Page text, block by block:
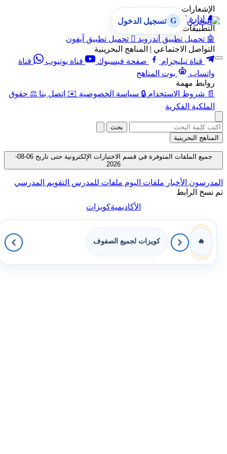
الإشعارات
🔔
إدارة الإشعارات
التطبيقات
🤖 تحميل تطبيق أندرويد  تحميل تطبيق آيفون
التواصل الاجتماعي | المناهج البحرينية
قناة تيليجرام
صفحة فيسبوك قناة يوتيوب
قناة
واتساب
بوت المناهج
روابط مهمة
📄 شروط الاستخدام 🔒 سياسة الخصوصية ✉️ اتصل بنا ⚖️ حقوق
الملكية الفكرية
G تسجيل الدخول
بحث
المناهج البحرينية
جميع الملفات المتوفرة في قسم الاختبارات الإلكترونية حتى تاريخ 06-08-
2026
المدرسون الأخبار ملفات اليوم ملفات للمدرس التقويم المدرسي
تم نسخ الرابط
الأكاديميةكويزات
🔥 كويزات لجميع الصفوف